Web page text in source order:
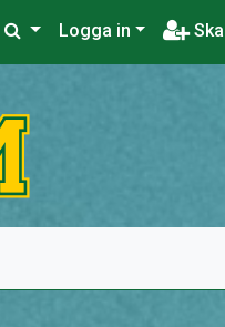
Logga in